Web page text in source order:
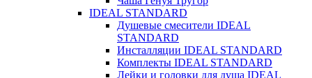
IDEAL STANDARD
Душевые смесители IDEAL
STANDARD
Инсталляции IDEAL STANDARD
Комплекты IDEAL STANDARD
Лейки и головки для душа IDEAL